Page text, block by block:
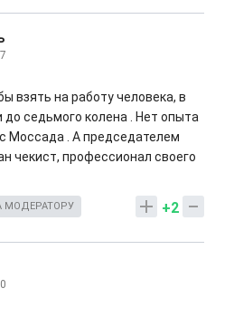
взять на работу человека, в
до седьмого колена . Нет опыта
Моссада . А председателем
чекист, профессионал своего
+2
МОДЕРАТОРУ